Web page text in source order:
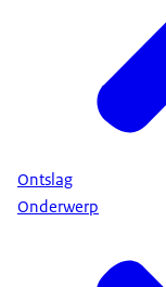
Ontslag
Onderwerp